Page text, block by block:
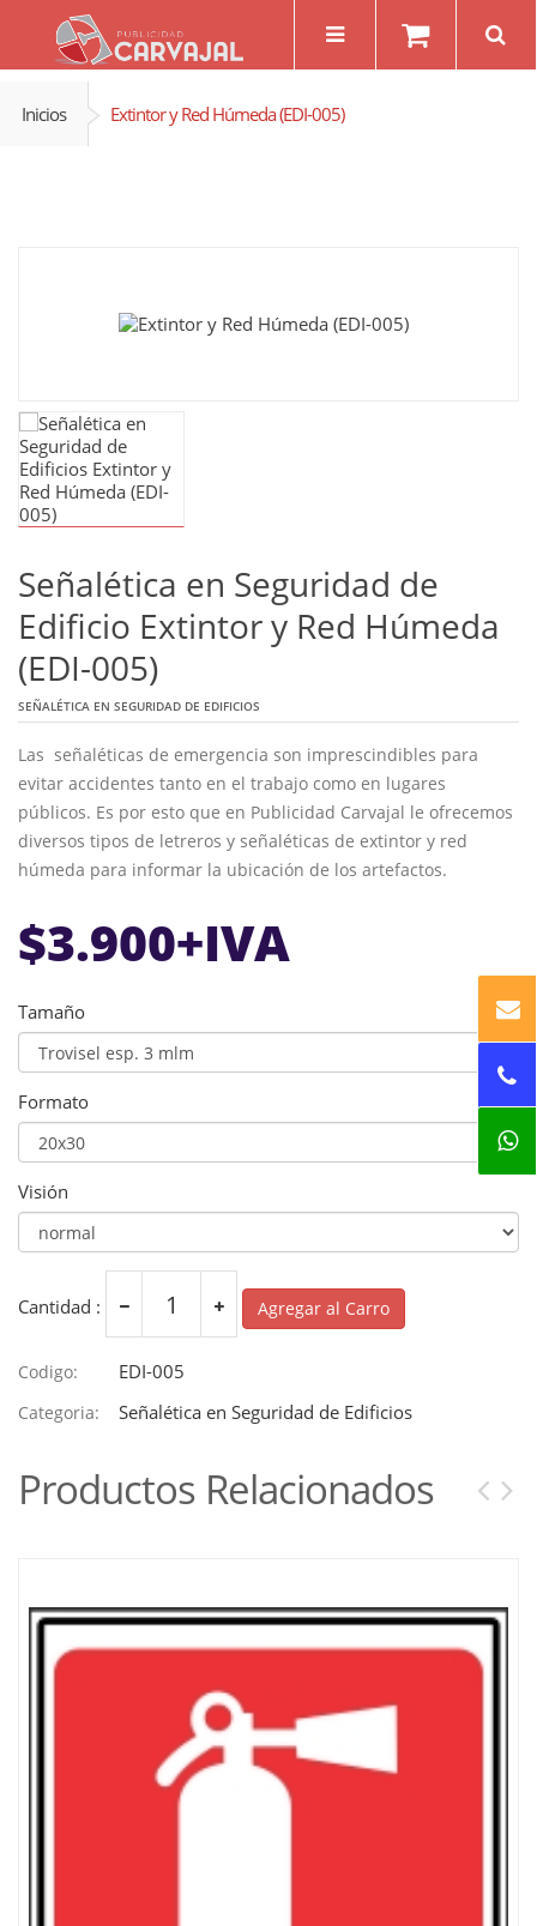
Inicios Extintor y Red Húmeda (EDI-005)
Señalética en Seguridad de
Edificio Extintor y Red Húmeda
(EDI-005)
SEÑALÉTICA EN SEGURIDAD DE EDIFICIOS
Las señaléticas de emergencia son imprescindibles para
evitar accidentes tanto en el trabajo como en lugares
públicos. Es por esto que en Publicidad Carvajal le ofrecemos
diversos tipos de letreros y señaléticas de extintor y red
húmeda para informar la ubicación de los artefactos.
$3.900+IVA
Tamaño
Formato
Visión
Cantidad : Agregar al Carro
Codigo: EDI-005
Categoria: Señalética en Seguridad de Edificios
Productos Relacionados